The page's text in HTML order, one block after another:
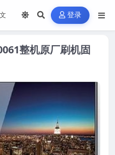
登录
整机原厂刷机固